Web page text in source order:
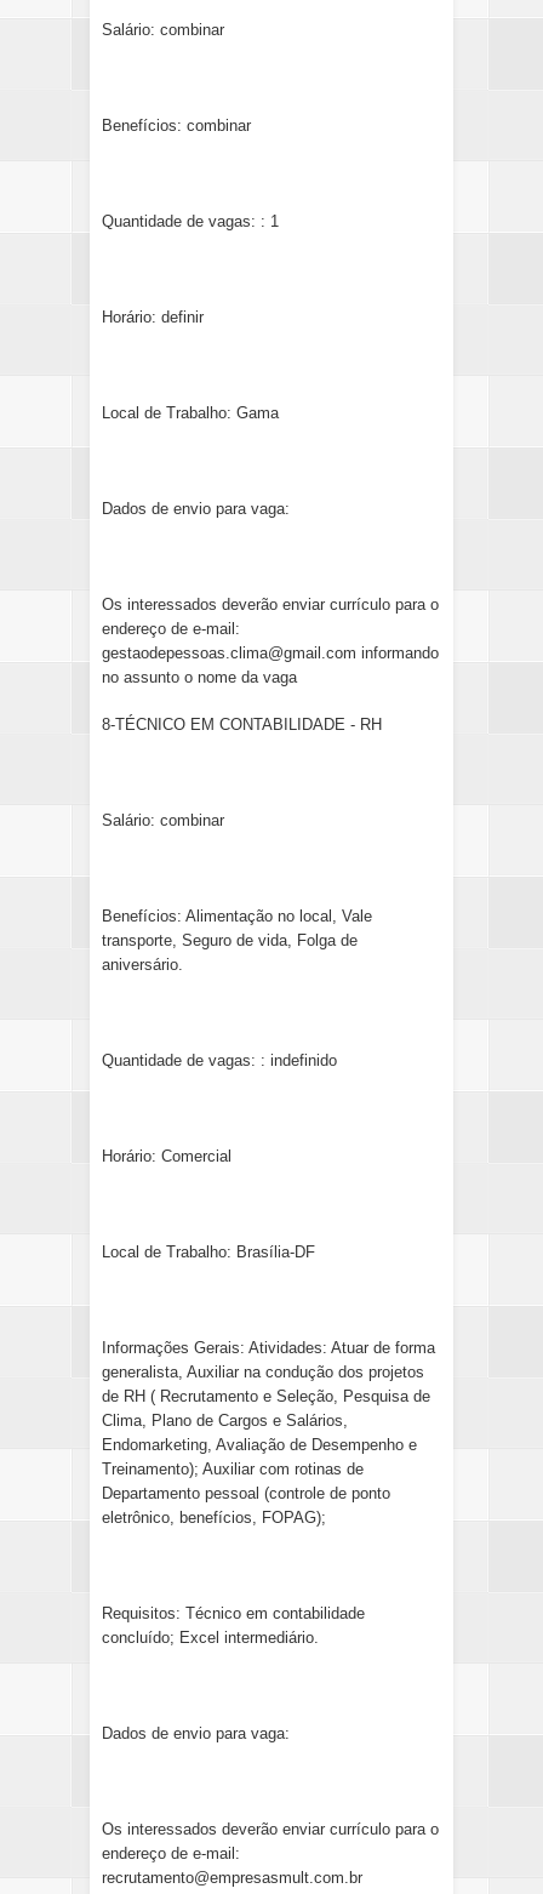
Salário: combinar
Benefícios: combinar
Quantidade de vagas: : 1
Horário: definir
Local de Trabalho: Gama
Dados de envio para vaga:
Os interessados deverão enviar currículo para o
endereço de e-mail:
gestaodepessoas.clima@gmail.com informando
no assunto o nome da vaga
8-TÉCNICO EM CONTABILIDADE - RH
Salário: combinar
Benefícios: Alimentação no local, Vale
transporte, Seguro de vida, Folga de
aniversário.
Quantidade de vagas: : indefinido
Horário: Comercial
Local de Trabalho: Brasília-DF
Informações Gerais: Atividades: Atuar de forma
generalista, Auxiliar na condução dos projetos
de RH ( Recrutamento e Seleção, Pesquisa de
Clima, Plano de Cargos e Salários,
Endomarketing, Avaliação de Desempenho e
Treinamento); Auxiliar com rotinas de
Departamento pessoal (controle de ponto
eletrônico, benefícios, FOPAG);
Requisitos: Técnico em contabilidade
concluído; Excel intermediário.
Dados de envio para vaga:
Os interessados deverão enviar currículo para o
endereço de e-mail:
recrutamento@empresasmult.com.br